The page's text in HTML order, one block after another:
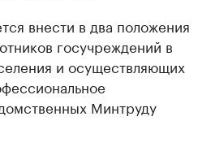
внести в два положения
госучреждений в
и осуществляющих
Минтруду